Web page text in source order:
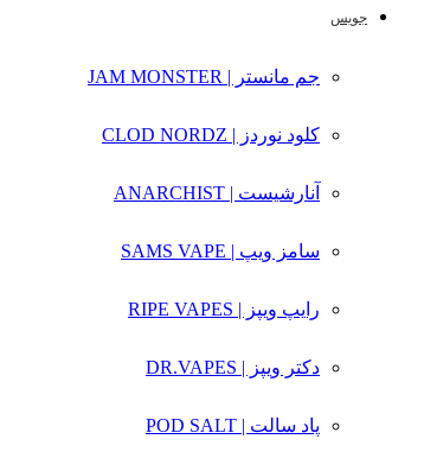
جویس
جم مانستر | JAM MONSTER
کلود نوردز | CLOD NORDZ
آنارشیست | ANARCHIST
سامز ویپ | SAMS VAPE
رایپ ویپز | RIPE VAPES
دکتر ویپز | DR.VAPES
پاد سالت | POD SALT